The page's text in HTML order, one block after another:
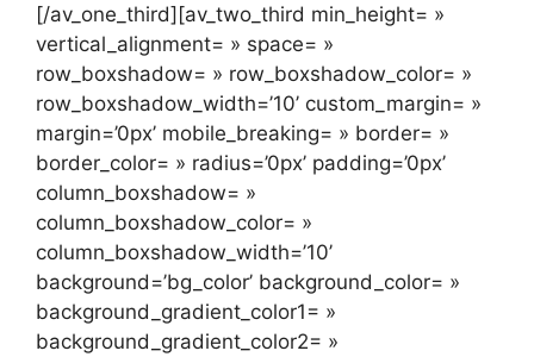
[/av_one_third][av_two_third min_height= »
vertical_alignment= » space= »
row_boxshadow= » row_boxshadow_color= »
row_boxshadow_width=’10’ custom_margin= »
margin=’0px’ mobile_breaking= » border= »
border_color= » radius=’0px’ padding=’0px’
column_boxshadow= »
column_boxshadow_color= »
column_boxshadow_width=’10’
background=’bg_color’ background_color= »
background_gradient_color1= »
background_gradient_color2= »